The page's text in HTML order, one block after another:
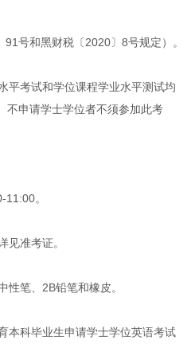
号和黑财税〔2020〕8号规定）。
平考试和学位课程学业水平测试均
不申请学士学位者不须参加此考
。
见准考证。
性笔、2B铅笔和橡皮。
本科毕业生申请学士学位英语考试